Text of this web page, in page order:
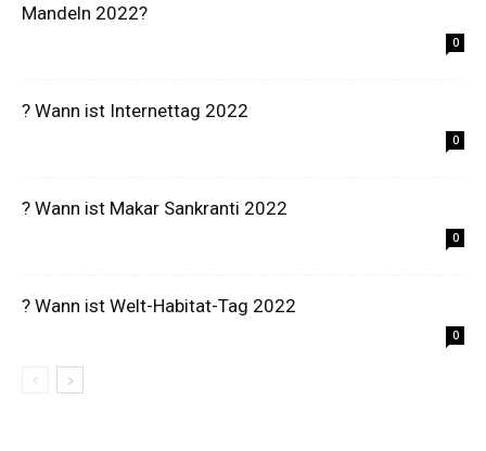
Mandeln 2022?
0
? Wann ist Internettag 2022
0
? Wann ist Makar Sankranti 2022
0
? Wann ist Welt-Habitat-Tag 2022
0